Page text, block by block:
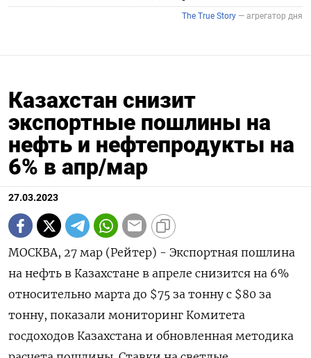
Казахстан снизит
экспортные пошлины на
нефть и нефтепродукты на
6% в апр/мар
27.03.2023
МОСКВА, 27 мар (Рейтер) - Экспортная пошлина
на нефть в Казахстане в апреле снизится на 6%
относительно марта до $75 за тонну с $80 за
тонну, показали мониторинг Комитета
госдоходов Казахстана и обновленная методика